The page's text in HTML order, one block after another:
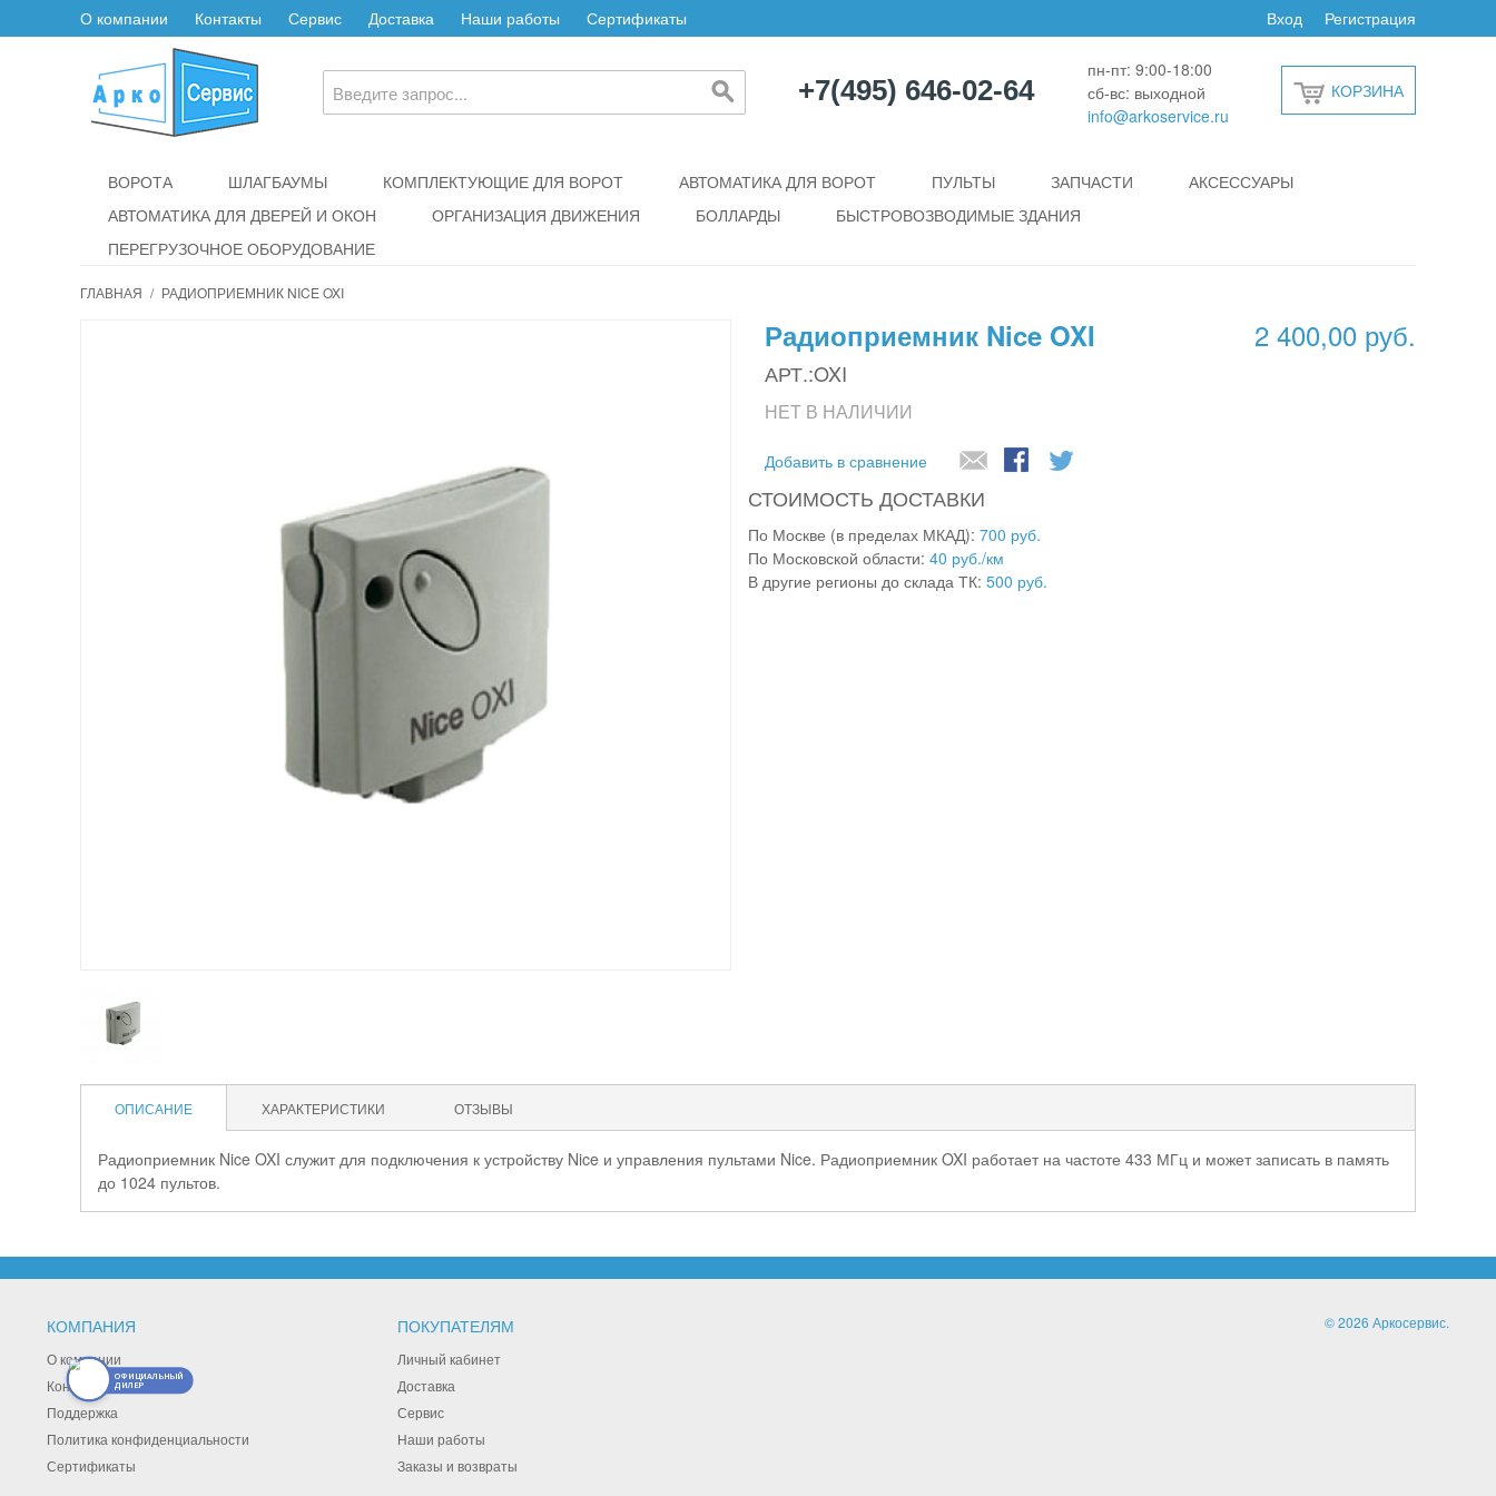
О компании Контакты Сервис Доставка Наши работы Сертификаты Регистрация
Вход
+7(495) 646-02-64
пн-пт: 9:00-18:00
сб-вс: выходной
info@arkoservice.ru
КОРЗИНА
ВОРОТА ШЛАГБАУМЫ КОМПЛЕКТУЮЩИЕ ДЛЯ ВОРОТ АВТОМАТИКА ДЛЯ ВОРОТ ПУЛЬТЫ ЗАПЧАСТИ
АКСЕССУАРЫ
АВТОМАТИКА ДЛЯ ДВЕРЕЙ И ОКОН
ОРГАНИЗАЦИЯ ДВИЖЕНИЯ БОЛЛАРДЫ
БЫСТРОВОЗВОДИМЫЕ ЗДАНИЯ
ПЕРЕГРУЗОЧНОЕ ОБОРУДОВАНИЕ
ГЛАВНАЯ / РАДИОПРИЕМНИК NICE OXI
Радиоприемник Nice OXI
АРТ.:OXI
2 400,00 руб.
НЕТ В НАЛИЧИИ
Добавить в сравнение
СТОИМОСТЬ ДОСТАВКИ
По Москве (в пределах МКАД): 700 руб.
По Московской области: 40 руб./км
В другие регионы до склада ТК: 500 руб.
ОПИСАНИЕ ХАРАКТЕРИСТИКИ ОТЗЫВЫ
Радиоприемник Nice OXI служит для подключения к устройству Nice и управления пультами Nice. Радиоприемник OXI работает на частоте 433 МГц и может записать в память
до 1024 пультов.
КОМПАНИЯ
О компании
Контакты
Поддержка
Политика конфиденциальности
Сертификаты
ПОКУПАТЕЛЯМ
Личный кабинет
Доставка
Сервис
Наши работы
Заказы и возвраты
© 2026 Аркосервис.
ОФИЦИАЛЬНЫЙ
ДИЛЕР